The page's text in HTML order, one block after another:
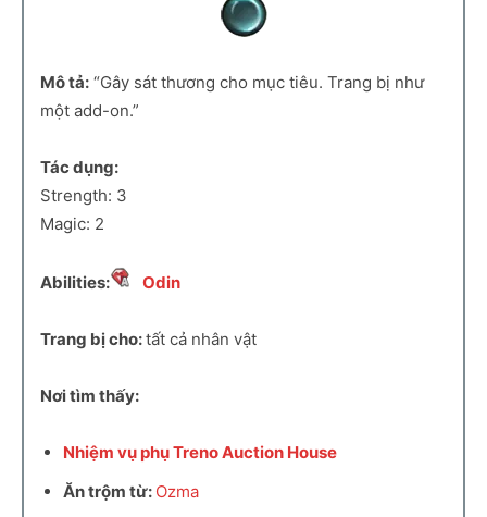
Mô tả: “Gây sát thương cho mục tiêu. Trang bị như
một add-on.”
Tác dụng:
Strength: 3
Magic: 2
Abilities: Odin
Trang bị cho:tất cả nhân vật
Nơi tìm thấy:
Nhiệm vụ phụ Treno Auction House
Ăn trộm từ: Ozma